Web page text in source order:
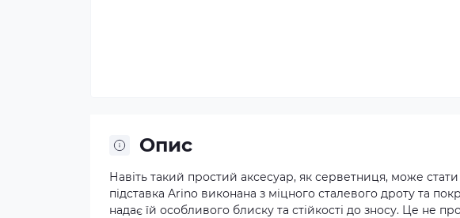
Опис
Навіть такий простий аксесуар, як серветниця, може
підставка Arino виконана з міцного сталевого дроту та
надає їй особливого блиску та стійкості до зносу. Це не